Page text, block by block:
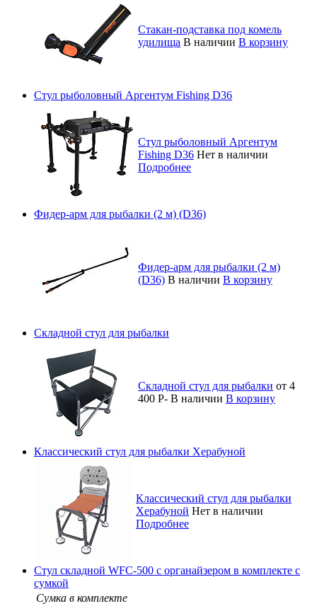
Стакан-подставка под комель
удилища В наличии В корзину
Стул рыболовный Аргентум Fishing D36
Стул рыболовный Аргентум
Fishing D36 Нет в наличии
Подробнее
Фидер-арм для рыбалки (2 м) (D36)
Фидер-арм для рыбалки (2 м)
(D36) В наличии В корзину
Складной стул для рыбалки
Складной стул для рыбалки от 4
400 Р- В наличии В корзину
Классический стул для рыбалки Херабуной
Классический стул для рыбалки
Херабуной Нет в наличии
Подробнее
Стул складной WFC-500 с органайзером в комплекте с
сумкой
Сумка в комплекте